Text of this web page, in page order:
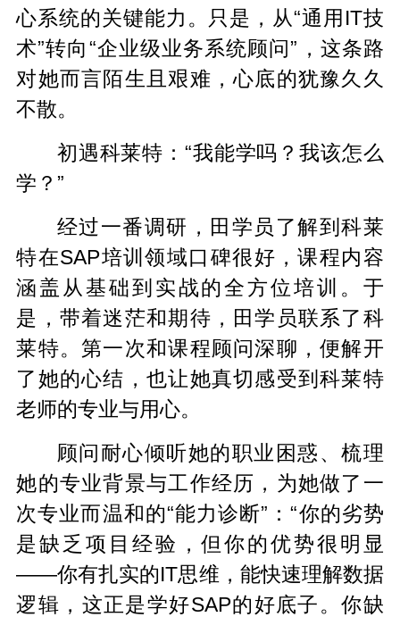
心系统的关键能力。只是，从“通用IT技
术”转向“企业级业务系统顾问”，这条路
对她而言陌生且艰难，心底的犹豫久久
不散。
初遇科莱特：“我能学吗？我该怎么
学？”
经过一番调研，田学员了解到科莱
特在SAP培训领域口碑很好，课程内容
涵盖从基础到实战的全方位培训。于
是，带着迷茫和期待，田学员联系了科
莱特。第一次和课程顾问深聊，便解开
了她的心结，也让她真切感受到科莱特
老师的专业与用心。
顾问耐心倾听她的职业困惑、梳理
她的专业背景与工作经历，为她做了一
次专业而温和的“能力诊断”：“你的劣势
是缺乏项目经验，但你的优势很明显
——你有扎实的IT思维，能快速理解数据
逻辑，这正是学好SAP的好底子。你缺